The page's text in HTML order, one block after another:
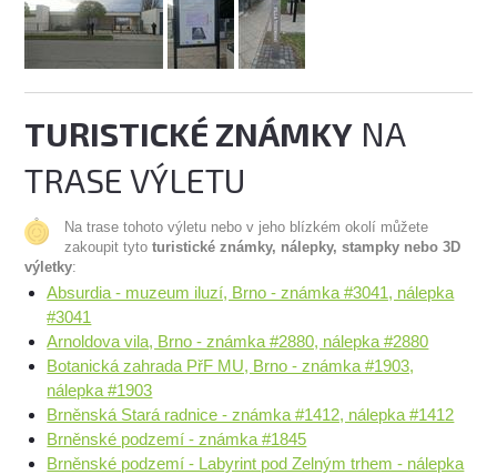
TURISTICKÉ ZNÁMKY NA
TRASE VÝLETU
Na trase tohoto výletu nebo v jeho blízkém okolí můžete
zakoupit tytoturistické známky, nálepky, stampky nebo 3D
výletky:
Absurdia - muzeum iluzí, Brno - známka #3041, nálepka
#3041
Arnoldova vila, Brno - známka #2880, nálepka #2880
Botanická zahrada PřF MU, Brno - známka #1903,
nálepka #1903
Brněnská Stará radnice - známka #1412, nálepka #1412
Brněnské podzemí - známka #1845
Brněnské podzemí - Labyrint pod Zelným trhem - nálepka